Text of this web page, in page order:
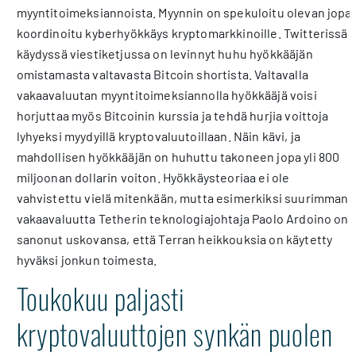
myyntitoimeksiannoista. Myynnin on spekuloitu olevan jopa
koordinoitu kyberhyökkäys kryptomarkkinoille. Twitterissä
käydyssä viestiketjussa on levinnyt huhu hyökkääjän
omistamasta valtavasta Bitcoin shortista. Valtavalla
vakaavaluutan myyntitoimeksiannolla hyökkääjä voisi
horjuttaa myös Bitcoinin kurssia ja tehdä hurjia voittoja
lyhyeksi myydyillä kryptovaluutoillaan. Näin kävi, ja
mahdollisen hyökkääjän on huhuttu takoneen jopa yli 800
miljoonan dollarin voiton. Hyökkäysteoriaa ei ole
vahvistettu vielä mitenkään, mutta esimerkiksi suurimman
vakaavaluutta Tetherin teknologiajohtaja Paolo Ardoino on
sanonut uskovansa, että Terran heikkouksia on käytetty
hyväksi jonkun toimesta.
Toukokuu paljasti
kryptovaluuttojen synkän puolen